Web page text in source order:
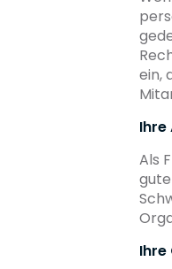
ein,
Ihre
Als